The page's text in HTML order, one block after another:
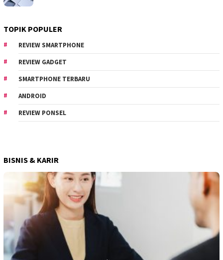
TOPIK POPULER
REVIEW SMARTPHONE
REVIEW GADGET
SMARTPHONE TERBARU
ANDROID
REVIEW PONSEL
BISNIS & KARIR